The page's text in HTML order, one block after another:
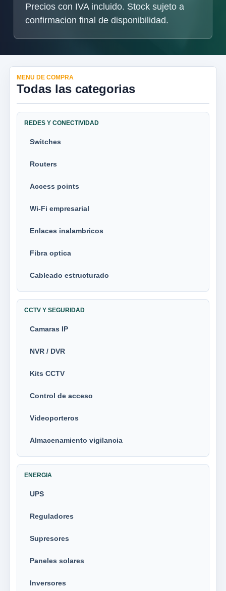
Precios con IVA incluido. Stock sujeto a
confirmacion final de disponibilidad.
MENU DE COMPRA
Todas las categorias
REDES Y CONECTIVIDAD
Switches
Routers
Access points
Wi-Fi empresarial
Enlaces inalambricos
Fibra optica
Cableado estructurado
CCTV Y SEGURIDAD
Camaras IP
NVR / DVR
Kits CCTV
Control de acceso
Videoporteros
Almacenamiento vigilancia
ENERGIA
UPS
Reguladores
Supresores
Paneles solares
Inversores